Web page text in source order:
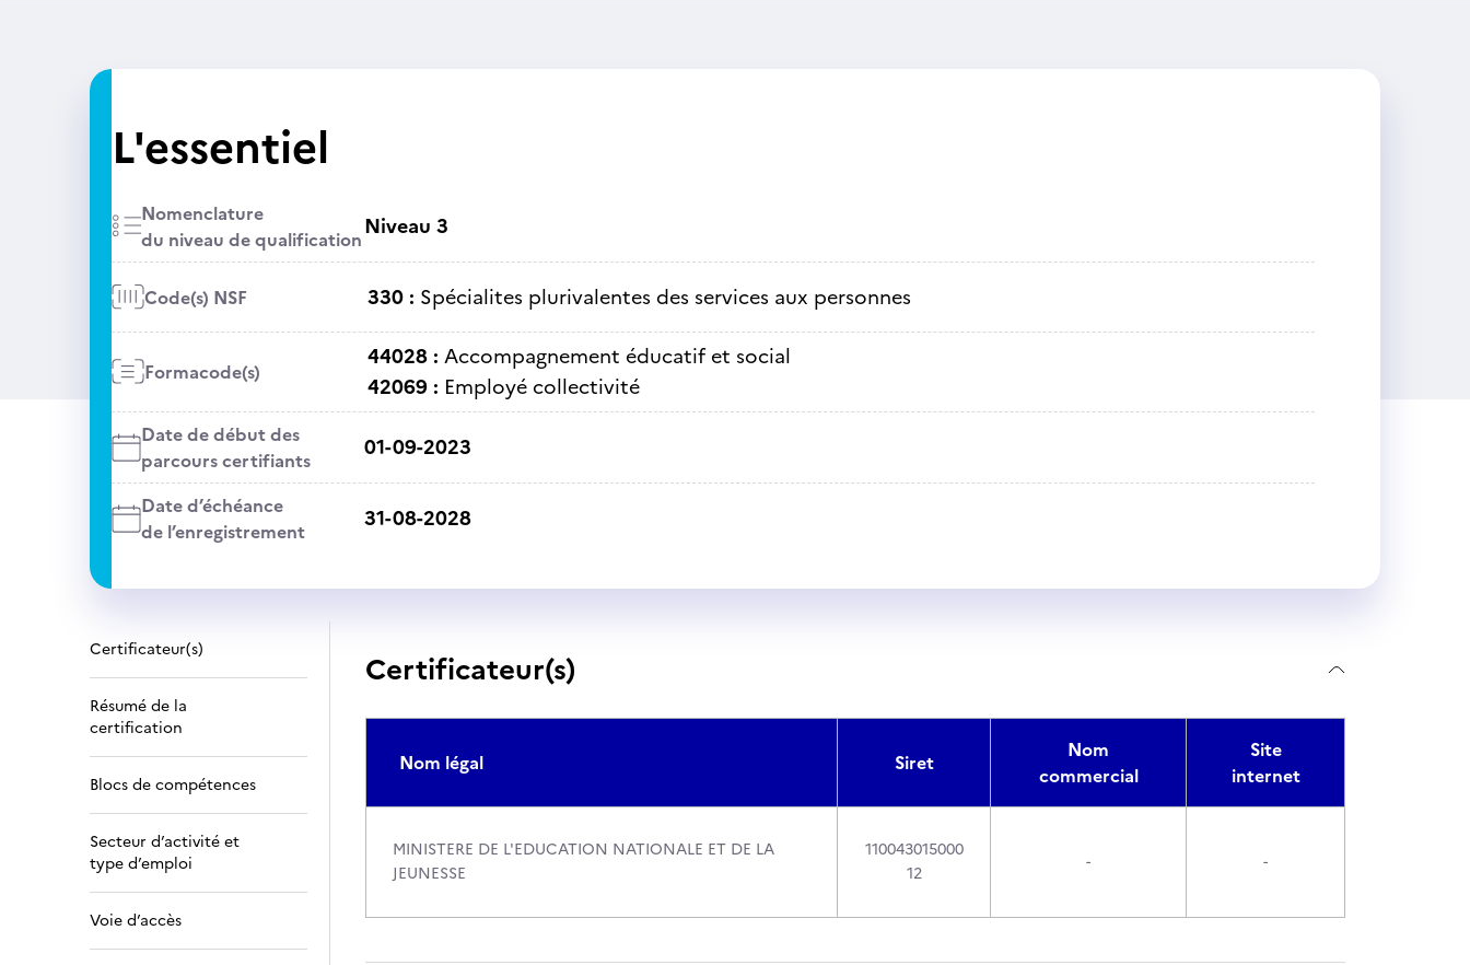
L'essentiel
Nomenclature
du niveau de qualificationNiveau 3
Code(s) NSF 330 : Spécialites plurivalentes des services aux personnes
Formacode(s)
44028 : Accompagnement éducatif et social
42069 : Employé collectivité
Date de début des
parcours certifiants
01-09-2023
Date d’échéance
de l’enregistrement
31-08-2028
Certificateur(s)
Résumé de la
certification
Blocs de compétences
Secteur d’activité et
type d’emploi
Voie d’accès
Certificateur(s)
Nom légal Siret
Nom
commercial
Site
internet
MINISTERE DE L'EDUCATION NATIONALE ET DE LA
JEUNESSE
110043015000
12
- -